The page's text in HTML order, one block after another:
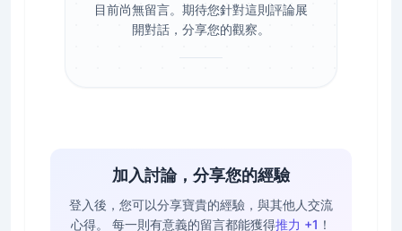
目前尚無留言。期待您針對這則評論展
開對話，分享您的觀察。
加入討論，分享您的經驗
登入後，您可以分享寶貴的經驗，與其他人交流
心得。
每一則有意義的留言都能獲得推力 +1 ！